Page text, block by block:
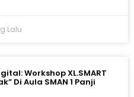
Lalu
Workshop XL.SMART
Di Aula SMAN 1 Panji